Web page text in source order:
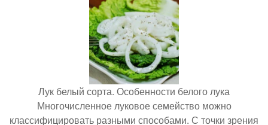
Лук белый сорта. Особенности белого лука
Многочисленное луковое семейство можно
классифицировать разными способами. С точки зрения